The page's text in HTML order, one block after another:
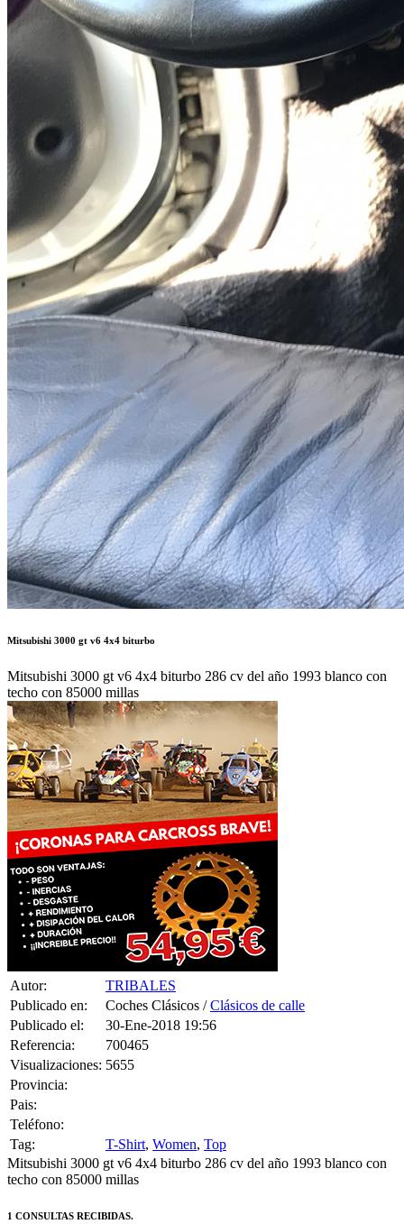
Mitsubishi 3000 gt v6 4x4 biturbo
Mitsubishi 3000 gt v6 4x4 biturbo 286 cv del año 1993 blanco con
techo con 85000 millas
Autor:
TRIBALES
Publicado en:
Coches Clásicos /Clásicos de calle
Publicado el:
30-Ene-2018 19:56
Referencia:
700465
Visualizaciones: 5655
Provincia:
Pais:
Teléfono:
Tag:
T-Shirt, Women, Top
Mitsubishi 3000 gt v6 4x4 biturbo 286 cv del año 1993 blanco con
techo con 85000 millas
1 CONSULTAS RECIBIDAS.